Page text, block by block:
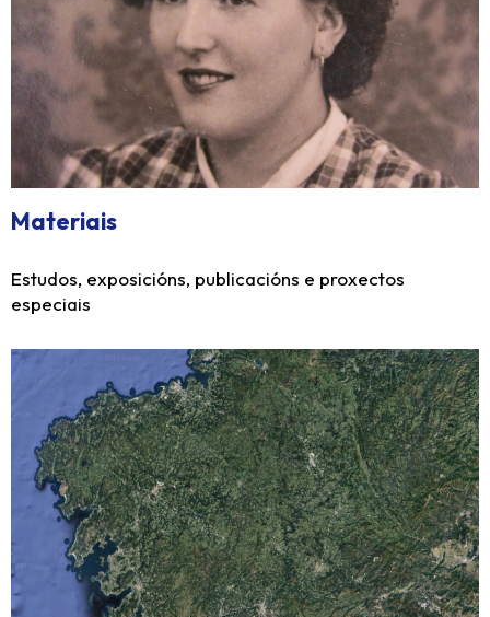
Materiais
Estudos, exposicións, publicacións e proxectos
especiais